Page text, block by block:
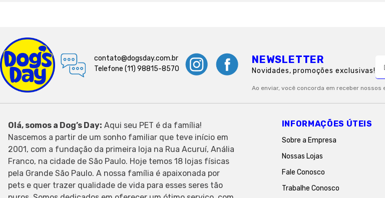
contato@dogsday.com.br
Telefone (11) 98815-8570
NEWSLETTER
Novidades, promoções exclusivas!
Olá, somos a Dog’s Day: Aqui seu PET é da família!
Nascemos a partir de um sonho familiar que teve início em
2001, com a fundação da primeira loja na Rua Acuruí, Anália
Franco, na cidade de São Paulo. Hoje temos 18 lojas físicas
pela Grande São Paulo. A nossa família é apaixonada por
pets e quer trazer qualidade de vida para esses seres tão
INFORMAÇÕES ÚTEIS
Sobre a Empresa
Nossas Lojas
Fale Conosco
Trabalhe Conosco